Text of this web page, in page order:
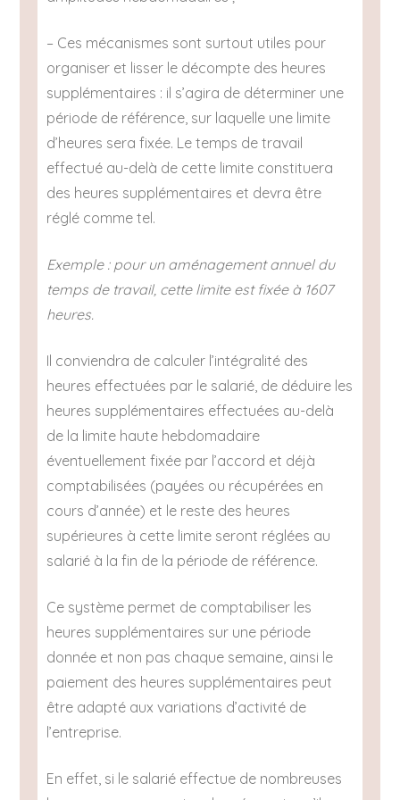
– Ces mécanismes sont surtout utiles pour
organiser et lisser le décompte des heures
supplémentaires : il s’agira de déterminer une
période de référence, sur laquelle une limite
d’heures sera fixée. Le temps de travail
effectué au-delà de cette limite constituera
des heures supplémentaires et devra être
réglé comme tel.
Exemple : pour un aménagement annuel du
temps de travail, cette limite est fixée à 1607
heures.
Il conviendra de calculer l’intégralité des
heures effectuées par le salarié, de déduire les
heures supplémentaires effectuées au-delà
de la limite haute hebdomadaire
éventuellement fixée par l’accord et déjà
comptabilisées (payées ou récupérées en
cours d’année) et le reste des heures
supérieures à cette limite seront réglées au
salarié à la fin de la période de référence.
Ce système permet de comptabiliser les
heures supplémentaires sur une période
donnée et non pas chaque semaine, ainsi le
paiement des heures supplémentaires peut
être adapté aux variations d’activité de
l’entreprise.
En effet, si le salarié effectue de nombreuses